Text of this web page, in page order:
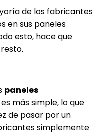
de los fabricantes
en sus paneles
esto, hace que
paneles
es más simple, lo que
de pasar por un
simplemente